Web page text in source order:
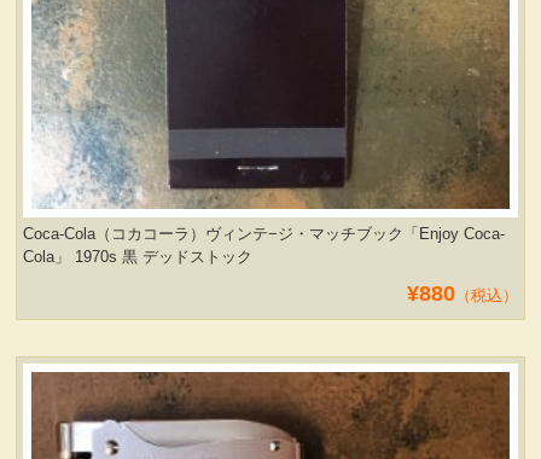
Coca-Cola（コカコーラ）ヴィンテ−ジ・マッチブック「Enjoy Coca-
Cola」 1970s 黒 デッドストック
¥880（税込）